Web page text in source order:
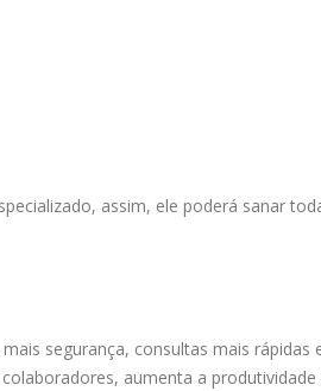
assim, ele poderá sanar
segurança, consultas mais rápidas
aumenta a